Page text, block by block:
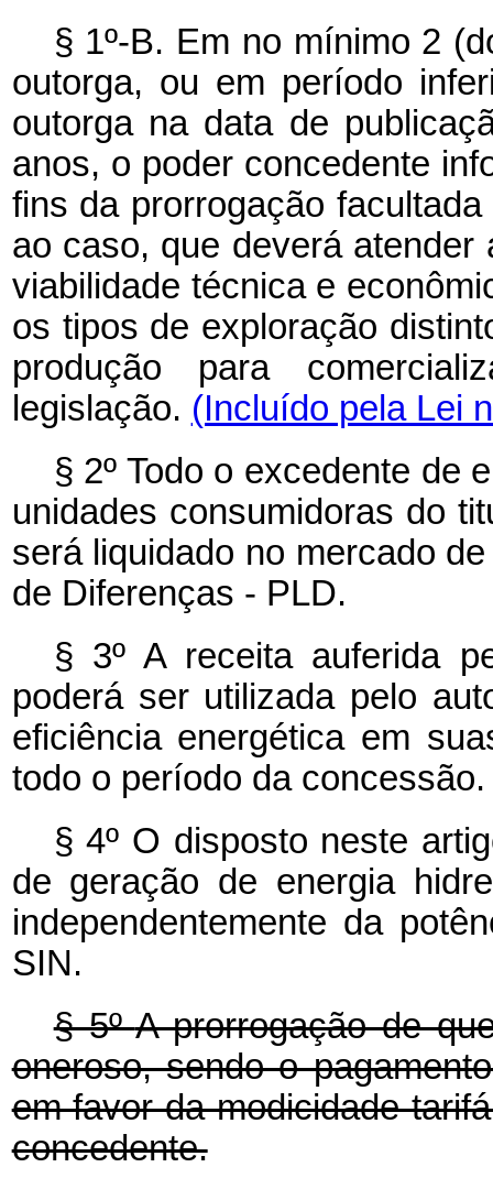
§ 1º-B. Em no mínimo 2
outorga, ou em período
outorga na data de
anos, o poder concedente
fins da prorrogação
ao caso, que deverá
viabilidade técnica e
os tipos de exploração
produção para
legislação. (Incluído pela Lei
§ 2º Todo o excedente de
unidades consumidoras do
será liquidado no mercado
de Diferenças - PLD.
§ 3º A receita auferida
poderá ser utilizada pelo
eficiência energética em
todo o período da concessão.
§ 4º O disposto neste
de geração de energia
independentemente da
SIN.
§ 5ºA prorrogação de
oneroso, sendo o
em favor da modicidade
concedente.